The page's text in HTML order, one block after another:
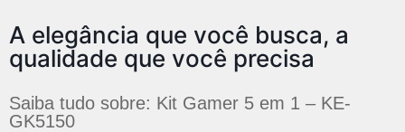
A elegância que você busca, a
qualidade que você precisa
Saiba tudo sobre: Kit Gamer 5 em 1 – KE-
GK5150